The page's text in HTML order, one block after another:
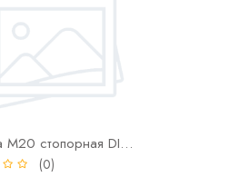
Шайба М20 стопорная DIN 25201 NORD-LOCK оцинк
(0)